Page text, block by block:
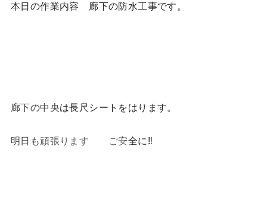
本日の作業内容 廊下の防水工事です。
廊下の中央は長尺シートをはります。
明日も頑張ります ご安全に‼